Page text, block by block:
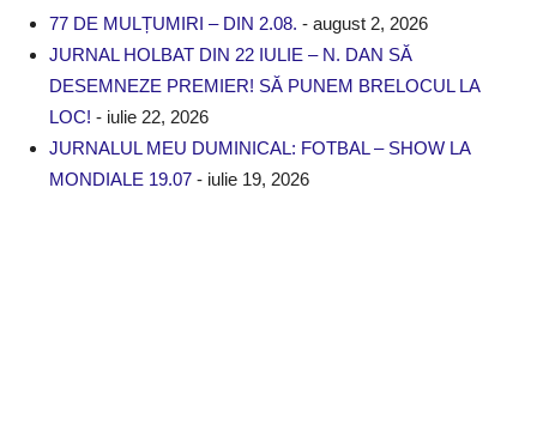
77 DE MULȚUMIRI – DIN 2.08. - august 2, 2026
JURNAL HOLBAT DIN 22 IULIE – N. DAN SĂ
DESEMNEZE PREMIER! SĂ PUNEM BRELOCUL LA
LOC! - iulie 22, 2026
JURNALUL MEU DUMINICAL: FOTBAL – SHOW LA
MONDIALE 19.07 - iulie 19, 2026